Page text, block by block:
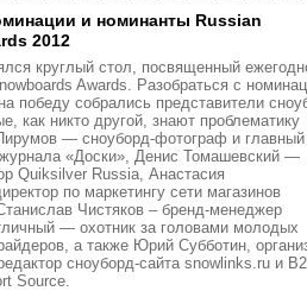
и номинанты Russian
2012
круглый стол, посвященный
Awards. Разобраться с
победу собрались представители
как никто другой, знают проблематику
— сноуборд-фотограф и главный
журнала «Доски», Денис Томашевский —
Quiksilver Russia, Анастасия
по маркетингу сети магазинов
Чистяков – бренд-менеджер
— охотник за головами молодых
а также Юрий Субботин,
сноуборд-сайта snowlinks.ru и
Source.